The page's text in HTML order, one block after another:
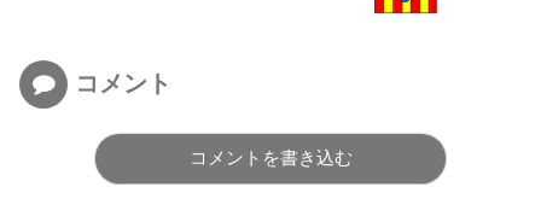
コメント
コメントを書き込む